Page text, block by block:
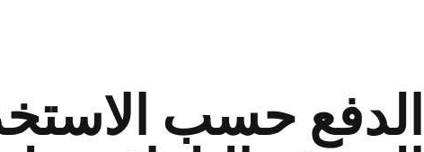
الدفع حسب